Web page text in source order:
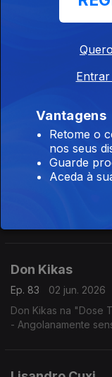
- Algoritmo
04 jun. 2026
- Setembro
- Te Amar (2016)
- Borboleta
Irina Barros
Ep. 84
03 jun. 2026
- Bonito (feat Nelson
Don Kikas
Ep. 83
02 jun. 2026
Don Kikas na "Dose
- Angolanamente
Vantagens
Retome o
nos seus
Guarde
Aceda à